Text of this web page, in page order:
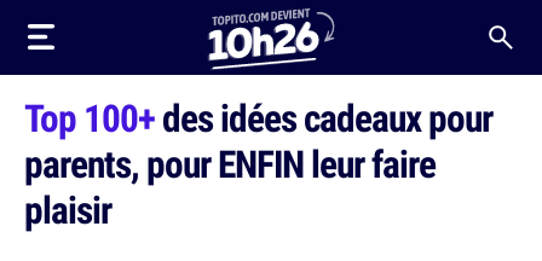
Top 100+des idées cadeaux pour
parents, pour ENFIN leur faire
plaisir